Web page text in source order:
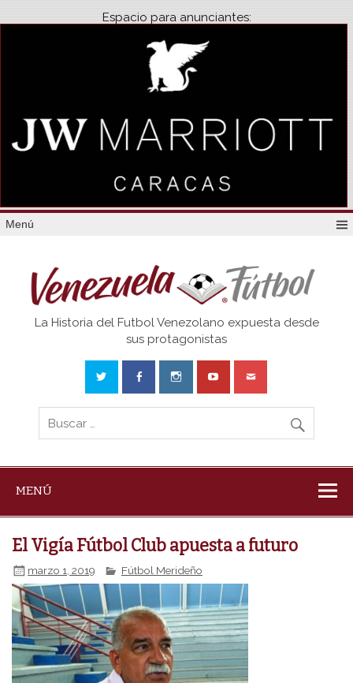
Espacio para anunciantes:
Menú
Venezuela
La Historia del Futbol Venezolano expuesta desde
sus protagonistas
MENÚ
El Vigía Fútbol Club apuesta a futuro
marzo 1, 2019 Fútbol Merideño